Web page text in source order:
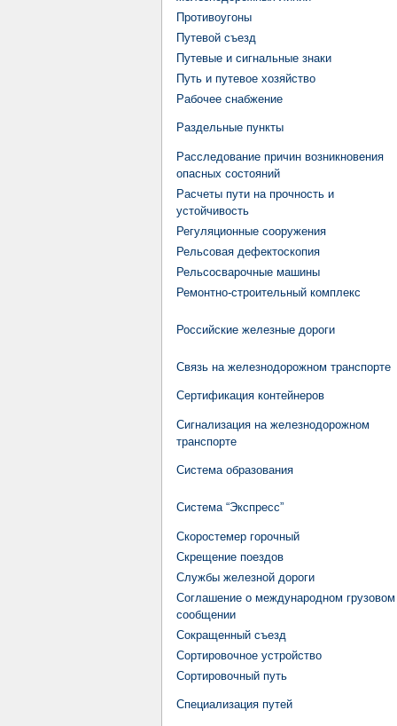
Противоугоны
Путевой съезд
Путевые и сигнальные знаки
Путь и путевое хозяйство
Рабочее снабжение
Раздельные пункты
Расследование причин возникновения
опасных состояний
Расчеты пути на прочность и
устойчивость
Регуляционные сооружения
Рельсовая дефектоскопия
Рельсосварочные машины
Ремонтно-строительный комплекс
Российские железные дороги
Связь на железнодорожном транспорте
Сертификация контейнеров
Сигнализация на железнодорожном
транспорте
Система образования
Система “Экспресс”
Скоростемер горочный
Скрещение поездов
Службы железной дороги
Соглашение о международном грузовом
сообщении
Сокращенный съезд
Сортировочное устройство
Сортировочный путь
Специализация путей